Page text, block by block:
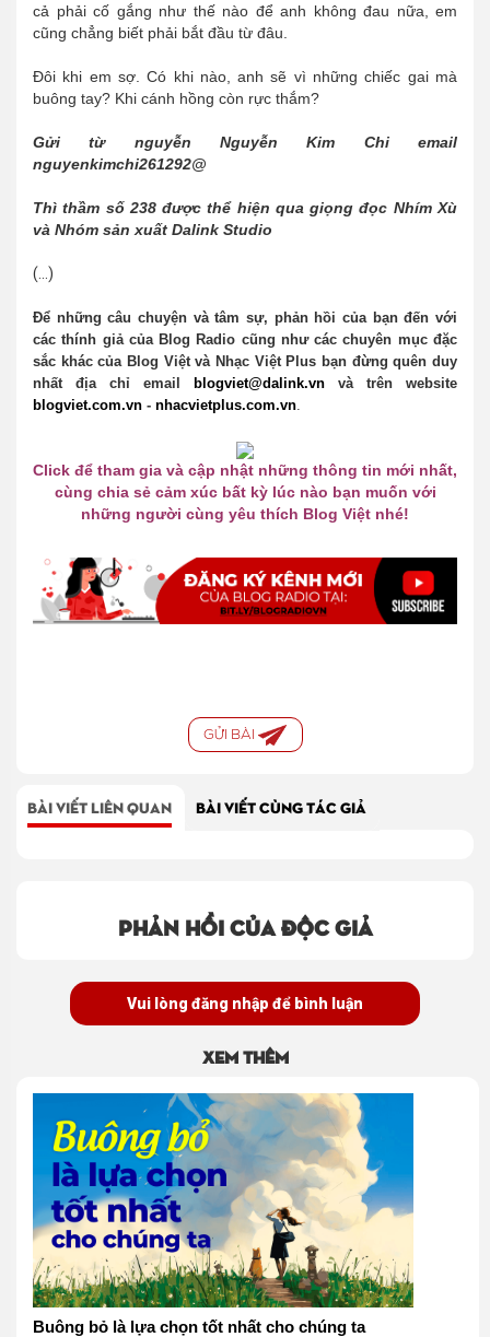
cả phải cố gắng như thế nào để anh không đau nữa, em
cũng chẳng biết phải bắt đầu từ đâu.
Đôi khi em sợ. Có khi nào, anh sẽ vì những chiếc gai mà
buông tay? Khi cánh hồng còn rực thắm?
Gửi từ nguyễn Nguyễn Kim Chi email
nguyenkimchi261292@
Thì thầm số 238 được thể hiện qua giọng đọc Nhím Xù
và Nhóm sản xuất Dalink Studio
(...)
Để những câu chuyện và tâm sự, phản hồi của bạn đến với
các thính giả của Blog Radio cũng như các chuyên mục đặc
sắc khác của Bl og Việt và Nhạc Việt Plus bạn đừng quên duy
nhất địa chỉ email
bl ogviet@dalink.vn và trên website
bl ogviet.com.vn - nhacvietplus.com.vn.
Click để tham gia và cập nhật những thông tin mới nhất,
cùng chia sẻ cảm xúc bất kỳ lúc nào bạn muốn với
những người cùng yêu thích Blog Việt nhé!
GỬI BÀI
BÀI VIẾT LIÊN QUAN BÀI VIẾT CÙNG TÁC GIẢ
Phản hồi của độc giả
Vui lòng đăng nhập để bình luận
Xem thêm
Buông bỏ là lựa chọn tốt nhất cho chúng ta